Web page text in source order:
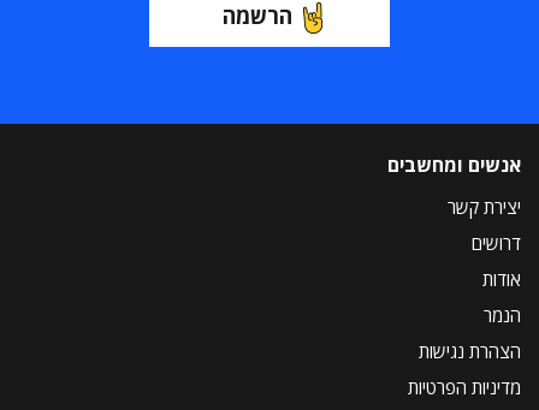
הרשמה
אנשים ומחשבים
יצירת קשר
דרושים
אודות
הנמר
הצהרת נגישות
מדיניות הפרטיות